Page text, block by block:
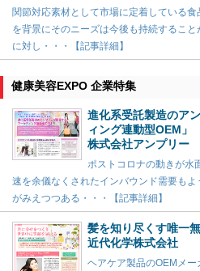
関節対応素材として市場に定着している
を背景にそのニーズは今後も持続するこ
に対し・・・【記事詳細】
健康美容EXPO 企業特集
進化系受託製造のア
ィング連動型OEM」
株式会社アンプリー
ポストコロナの動きが水
速を余儀なくされたインバウンド需要も
がみえつつある・・・【記事詳細】
髪を知り尽くす唯一
近代化学株式会社
ヘアケア製品のOEMメ